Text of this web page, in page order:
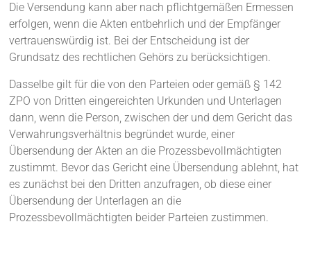
Die Versendung kann aber nach pflichtgemäßen Ermessen
erfolgen, wenn die Akten entbehrlich und der Empfänger
vertrauenswürdig ist. Bei der Entscheidung ist der
Grundsatz des rechtlichen Gehörs zu berücksichtigen.
Dasselbe gilt für die von den Parteien oder gemäß § 142
ZPO von Dritten eingereichten Urkunden und Unterlagen
dann, wenn die Person, zwischen der und dem Gericht das
Verwahrungsverhältnis begründet wurde, einer
Übersendung der Akten an die Prozessbevollmächtigten
zustimmt. Bevor das Gericht eine Übersendung ablehnt, hat
es zunächst bei den Dritten anzufragen, ob diese einer
Übersendung der Unterlagen an die
Prozessbevollmächtigten beider Parteien zustimmen.